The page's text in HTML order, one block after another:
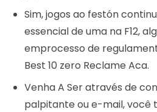
Sim, jogos ao festón
essencial de uma na F12,
emprocesso de
Best 10 zero Reclame Aca.
Venha A Ser através de
palpitante ou e-mail, você